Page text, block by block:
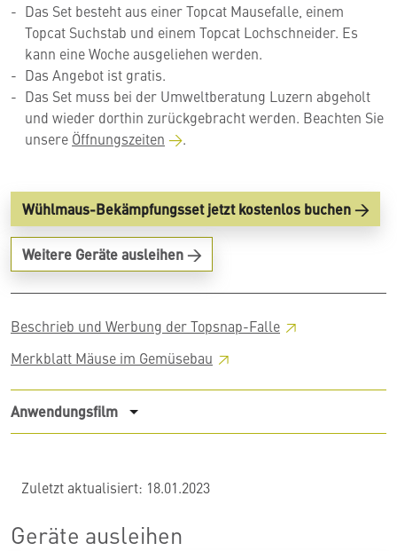
Das Set besteht aus einer Topcat Mausefalle, einem
Topcat Suchstab und einem Topcat Lochschneider. Es
kann eine Woche ausgeliehen werden.
Das Angebot ist gratis.
Das Set muss bei der Umweltberatung Luzern abgeholt
und wieder dorthin zurückgebracht werden. Beachten Sie
unsere Öffnungszeiten .
Wühlmaus-Bekämpfungsset jetzt kostenlos buchen
Weitere Geräte ausleihen
Beschrieb und Werbung derTopsnap-Falle
Merkblatt Mäuse im Gemüsebau
Anwendungsfilm
Zuletzt aktualisiert: 18.01.2023
Geräte ausleihen